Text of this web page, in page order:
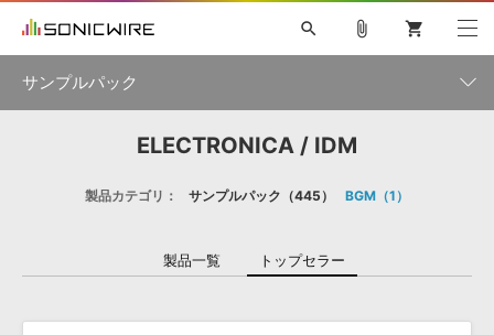
製品サポート情報 »
search
鏡音リン・レン V4X 巡音ルカ V4X
VIENNA
EZ DRUMMER 3 SERUM
ライセンスフリーBGM
EDM TRANCE MUTANT
attach_file shopping_cart
サンプルパック
メーカー
ELECTRONICA / IDM
製品カテゴリ： サンプルパック 445 BGM 1
製品一覧 トップセラー